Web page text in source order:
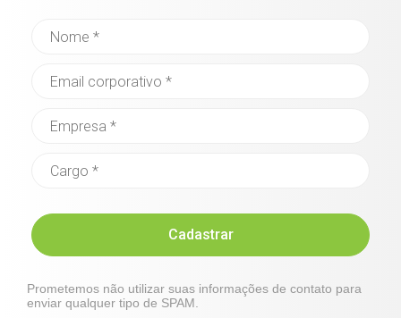
Cadastrar
Prometemos não utilizar suas informações de contato para
enviar qualquer tipo de SPAM.